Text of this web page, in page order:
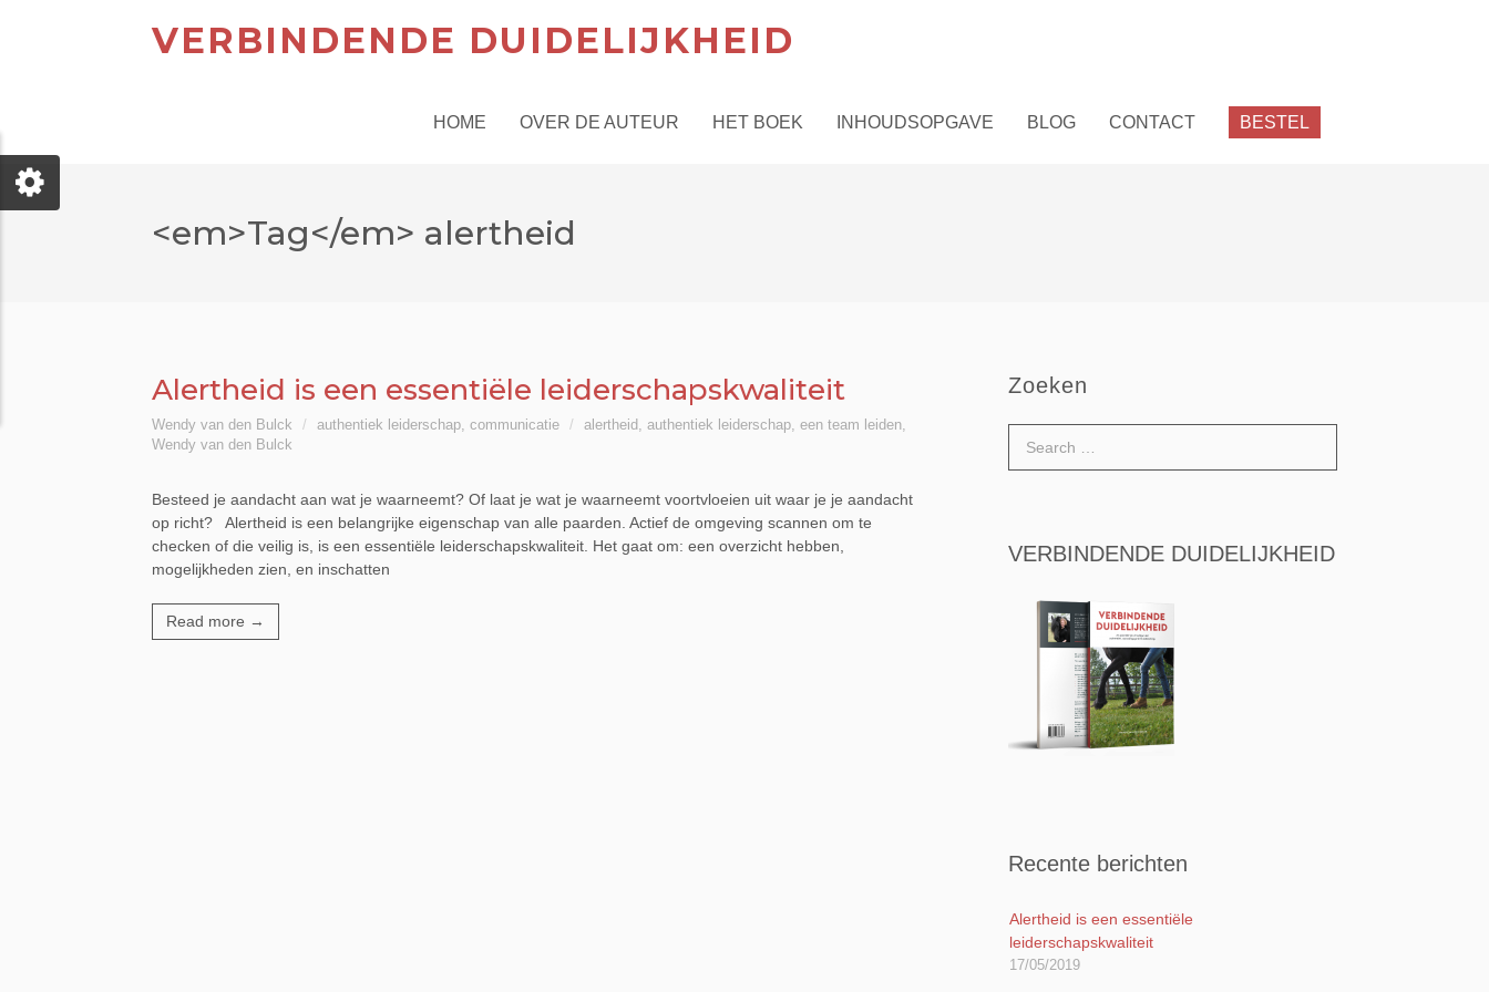
VERBINDENDE DUIDELIJKHEID
HOME OVER DE AUTEUR HET BOEK INHOUDSOPGAVE BLOG CONTACT BESTEL
<em>Tag</em> alertheid
Alertheid is een essentiële leiderschapskwaliteit
Wendy van den Bulck authentiek leiderschap, communicatie alertheid , authentiek leiderschap, een team leiden,
Wendy van den Bulck
Besteed je aandacht aan wat je waarneemt? Of laat je wat je waarneemt voortvloeien uit waar je je aandacht
op richt? Alertheid is een belangrijke eigenschap van alle paarden. Actief de omgeving scannen om te
checken of die veilig is, is een essentiële leiderschapskwaliteit. Het gaat om: een overzicht hebben,
mogelijkheden zien, en inschatten
Read more →
Zoeken
VERBINDENDE DUIDELIJKHEID
Recente berichten
Alertheid is een essentiële
leiderschapskwaliteit
17/05/2019